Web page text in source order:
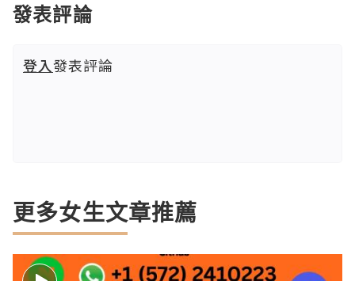
發表評論
登入發表評論
更多女生文章推薦